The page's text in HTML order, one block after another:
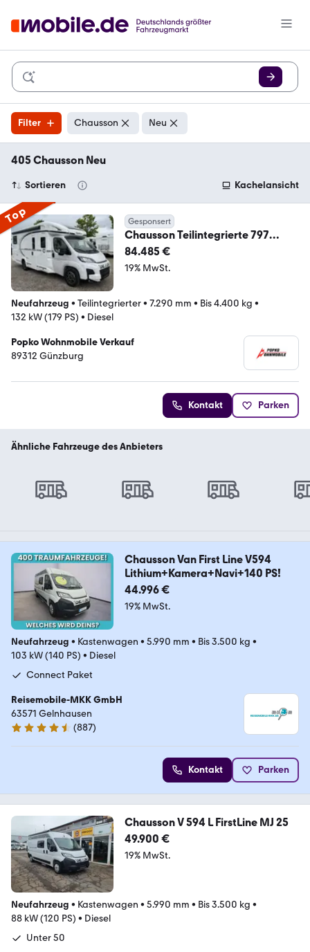
Filter Chausson Neu
405 Chausson Neu
Sortieren Kachelansicht
Top Gesponsert
Chausson Teilintegrierte 797
Ultimate Line VOLL
84.485 €
19% MwSt.
Neufahrzeug • Teilintegrierter• 7.290 mm • Bis 4.400 kg •
132 kW (179 PS) • Diesel
Popko Wohnmobile Verkauf
89312 Günzburg
Kontakt Parken
Ähnliche Fahrzeuge des Anbieters
Chausson Van First Line V594
Lithium+Kamera+Navi+140 PS!
44.996 €
19% MwSt.
Neufahrzeug • Kastenwagen • 5.990 mm • Bis 3.500 kg •
103 kW (140 PS) • Diesel
Connect Paket
Reisemobile-MKK GmbH
63571 Gelnhausen
4.7 Sterne
(887)
Kontakt Parken
Chausson V 594 L FirstLine MJ 25
49.900 €
19% MwSt.
Neufahrzeug • Kastenwagen • 5.990 mm • Bis 3.500 kg •
88 kW (120 PS) • Diesel
Unter 50